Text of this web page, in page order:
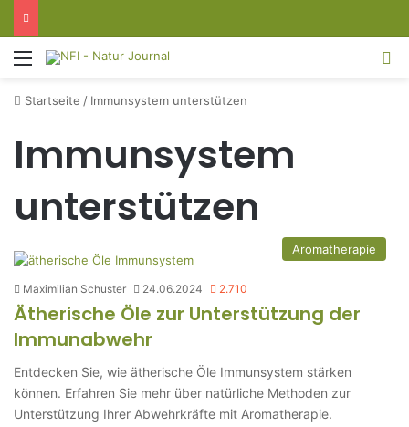
Menü
Startseite / Immunsystem unterstützen
Immunsystem
unterstützen
Aromatherapie
Maximilian Schuster 24.06.2024 2.710
Ätherische Öle zur Unterstützung der
Immunabwehr
Entdecken Sie, wie ätherische Öle Immunsystem stärken
können. Erfahren Sie mehr über natürliche Methoden zur
Unterstützung Ihrer Abwehrkräfte mit Aromatherapie.